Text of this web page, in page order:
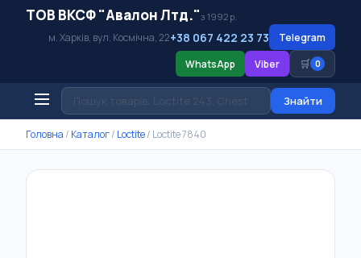
ТОВ ВКСФ "Авалон Лтд."з 1992 р.
м. Харків, вул. Космічна, 22+38 067 422 23 73
Telegram
WhatsApp
Viber 🛒 0
Знайти
Головна / Каталог/ Loctite/ Loctite 7840